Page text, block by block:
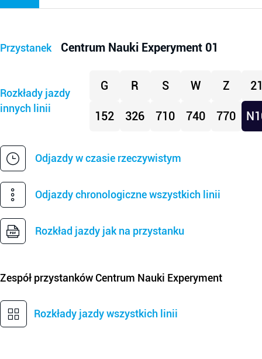
Przystanek Centrum Nauki Experyment 01
Rozkłady jazdy
innych linii
G R S W Z
152 326 710 740 770
Odjazdy w czasie rzeczywistym
Odjazdy chronologiczne wszystkich linii
Rozkład jazdy jak na przystanku
Zespół przystanków Centrum Nauki Experyment
Rozkłady jazdy wszystkich linii